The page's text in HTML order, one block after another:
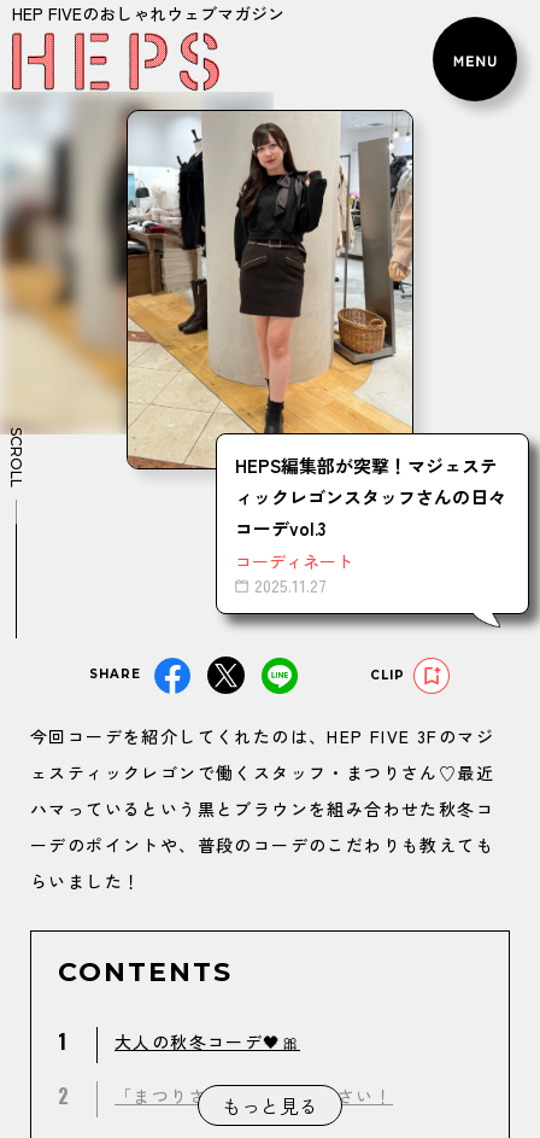
HEP FIVEのおしゃれウェブマガジン
HEPS編集部が突撃！マジェステ
ィックレゴンスタッフさんの日々
コーデvol.3
コーディネート
2025.11.27
SCROLL
SHARE CLIP
今回コーデを紹介してくれたのは、HEP FIVE 3Fのマジ
ェスティックレゴンで働くスタッフ・まつりさん♡最近
ハマっているという黒とブラウンを組み合わせた秋冬コ
ーデのポイントや、普段のコーデのこだわりも教えても
らいました！
CONTENTS
1 大人の秋冬コーデ🖤🎀
2 「まつりさん」教えてください！
もっと見る